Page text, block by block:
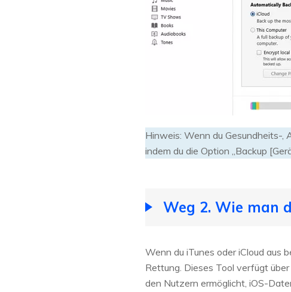
Hinweis: Wenn du Gesundheits-,
indem du die Option „Backup
Weg 2. Wie man
Wenn du iTunes oder iCloud aus
Rettung. Dieses Tool verfügt
den Nutzern ermöglicht, iOS-